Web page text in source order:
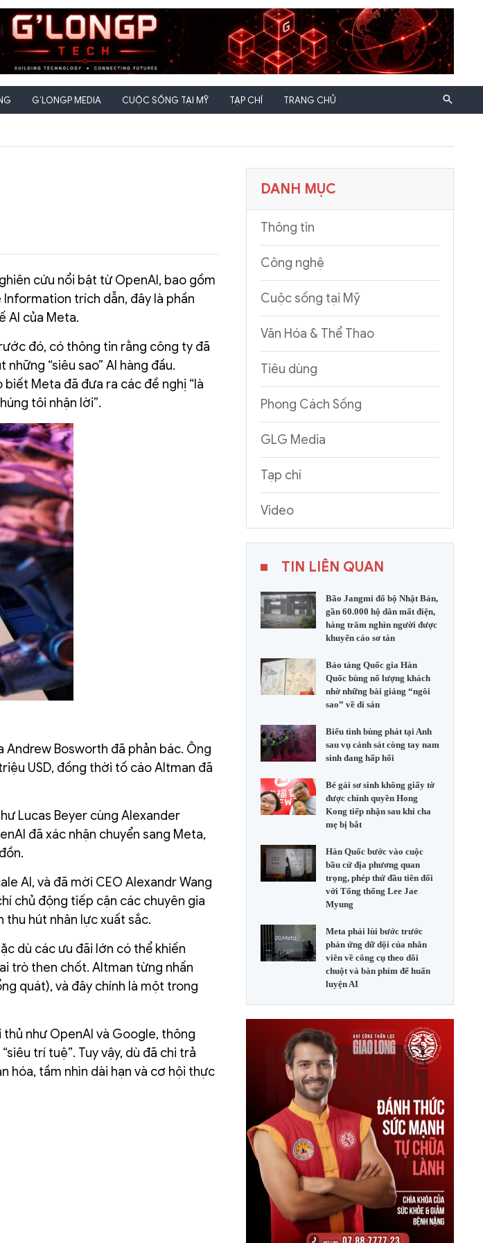
G’LONGP MEDIA CUỘC SỐNG TẠI MỸ TẠP CHÍ TRANG CHỦ
cứu nổi bật từ OpenAI, bao gồm
Information trích dẫn, đây là phần
AI của Meta.
đó, có thông tin rằng công ty đã
“siêu sao” AI hàng đầu.
Meta đã đưa ra các đề nghị “là
tôi nhận lời”.
Andrew Bosworth đã phản bác. Ông
USD, đồng thời tố cáo Altman đã
Lucas Beyer cùng Alexander
đã xác nhận chuyển sang Meta,
AI, và đã mời CEO Alexandr Wang
chủ động tiếp cận các chuyên gia
thu hút nhân lực xuất sắc.
dù các ưu đãi lớn có thể khiến
trò then chốt. Altman từng nhấn
quát), và đây chính là một trong
như OpenAI và Google, thông
trí tuệ”. Tuy vậy, dù đã chi trả
hóa, tầm nhìn dài hạn và cơ hội thực
DANH MỤC
Thông tin
Công nghệ
Cuộc sống tại Mỹ
Văn Hóa & Thể Thao
Tiêu dùng
Phong Cách Sống
GLG Media
Tạp chí
Video
TIN LIÊN QUAN
Bão Jangmi đổ bộ Nhật Bản,
gần 60.000 hộ dân mất điện,
hàng trăm nghìn người được
khuyến cáo sơ tán
Bảo tàng Quốc gia Hàn
Quốc bùng nổ lượng khách
nhờ những bài giảng “ngôi
sao” về di sản
Biểu tình bùng phát tại Anh
sau vụ cảnh sát còng tay nam
sinh đang hấp hối
Bé gái sơ sinh không giấy tờ
được chính quyền Hong
Kong tiếp nhận sau khi cha
mẹ bị bắt
Hàn Quốc bước vào cuộc
bầu cử địa phương quan
trọng, phép thử đầu tiên đối
với Tổng thống Lee Jae
Myung
Meta phải lùi bước trước
phản ứng dữ dội của nhân
viên về công cụ theo dõi
chuột và bàn phím để huấn
luyện AI